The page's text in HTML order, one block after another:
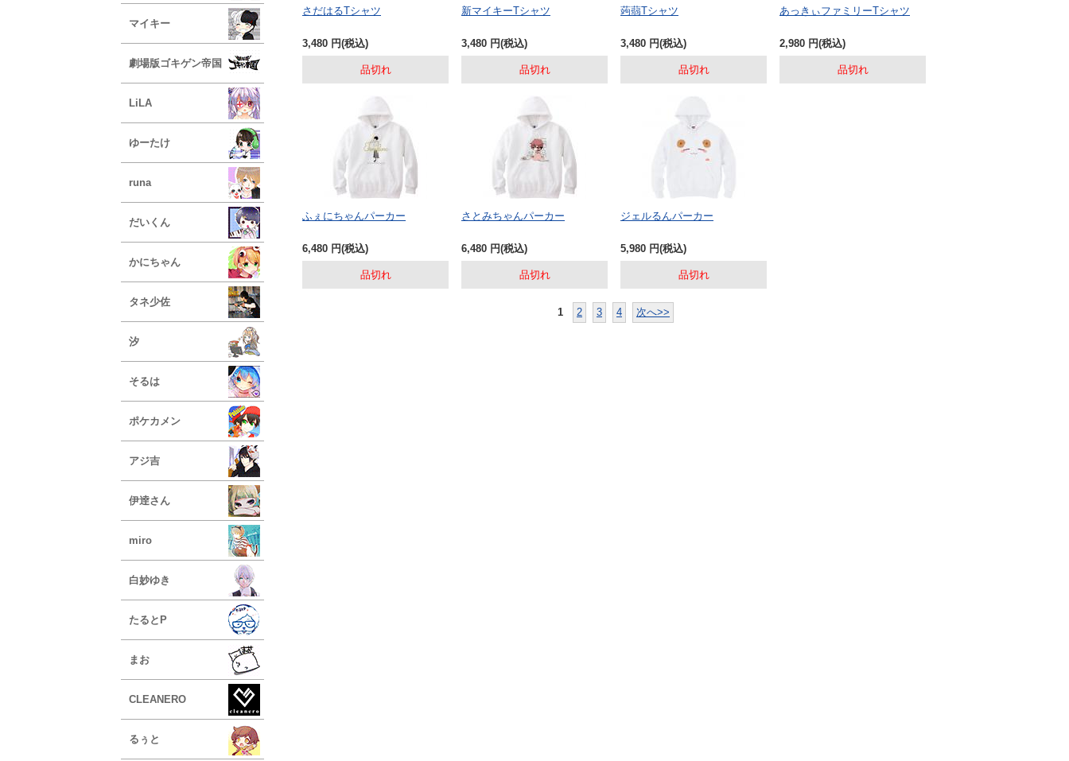
マイキー
劇場版ゴキゲン帝国
LiLA
ゆーたけ
runa
だいくん
かにちゃん
タネ少佐
汐
そるは
ポケカメン
アジ吉
伊逹さん
miro
白妙ゆき
たるとP
まお
CLEANERO
るぅと
さだはるTシャツ
3,480 円(税込)
品切れ
新マイキーTシャツ
3,480 円(税込)
品切れ
蒟蒻Tシャツ
3,480 円(税込)
品切れ
あっきぃファミリーTシャツ
2,980 円(税込)
品切れ
ふぇにちゃんパーカー
6,480 円(税込)
品切れ
さとみちゃんパーカー
6,480 円(税込)
品切れ
ジェルるんパーカー
5,980 円(税込)
品切れ
1 2 3 4 次へ>>